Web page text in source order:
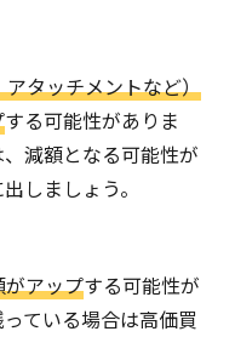
タッチメントなど）
する可能性がありま
減額となる可能性が
しましょう。
アップする可能性が
ている場合は高価買